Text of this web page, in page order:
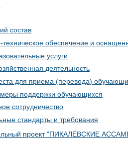
состав
обеспечение и
услуги
деятельность
для приема (перевода)
поддержки обучающихся
сотрудничество
стандарты и требования
проект "ПИКАЛЁВСКИЕ